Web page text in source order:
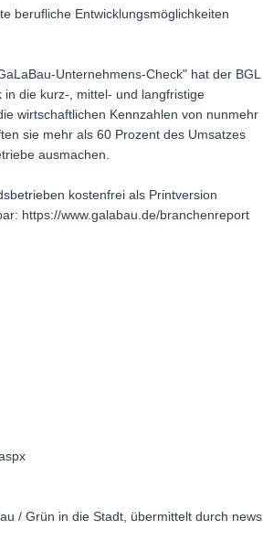
berufliche Entwicklungsmöglichkeiten
Unternehmens-Check" hat der BGL
die kurz-, mittel- und langfristige
wirtschaftlichen Kennzahlen von nunmehr
sie mehr als 60 Prozent des Umsatzes
ausmachen.
kostenfrei als Printversion
https://www.galabau.de/branchenreport
/ Grün in die Stadt, übermittelt durch news